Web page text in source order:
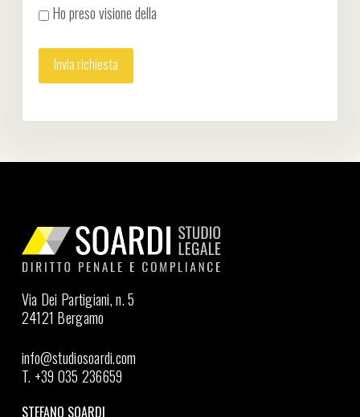
Ho preso visione della
Via Dei Partigiani, n. 5
24121 Bergamo
info@studiosoardi.com
T. +39 035 236659
STEFANO SOARDI